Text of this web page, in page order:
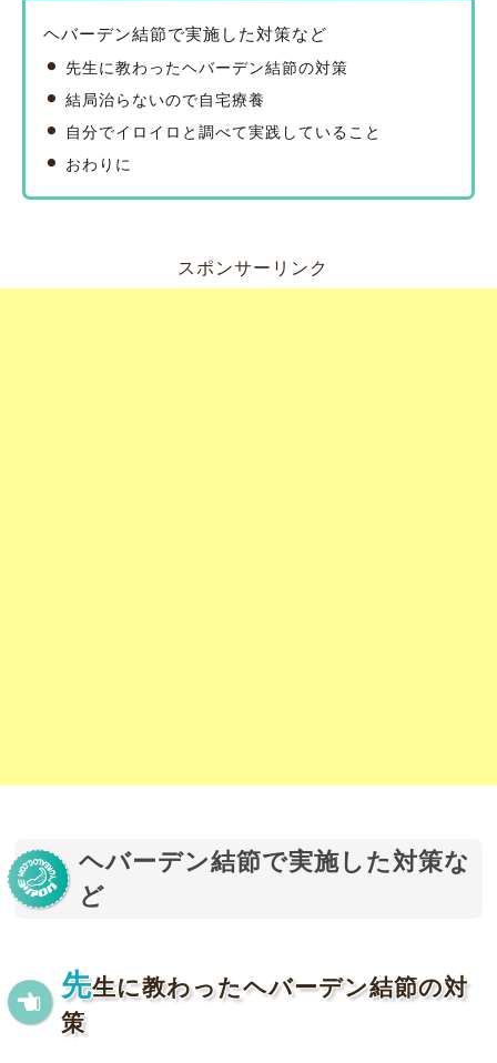
ヘバーデン結節で実施した対策など
先生に教わったヘバーデン結節の対策
結局治らないので自宅療養
自分でイロイロと調べて実践していること
おわりに
スポンサーリンク
ヘバーデン結節で実施した対策な
ど
先生に教わったヘバーデン結節の対
策